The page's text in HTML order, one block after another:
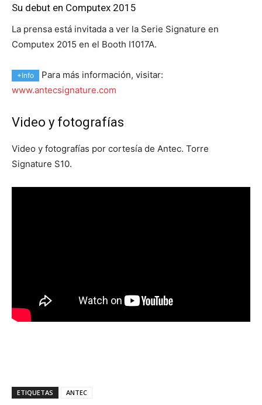
Su debut en Computex 2015
La prensa está invitada a ver la Serie Signature en
Computex 2015 en el Booth I1017A.
+Info
Para más información, visitar:
www.antecsignature.com
Video y fotografías
Video y fotografías por cortesía de Antec. Torre
Signature S10.
ETIQUETAS ANTEC